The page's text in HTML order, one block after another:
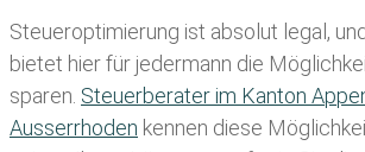
Steueroptimierung ist absolut legal,
bietet hier für jedermann die
sparen. Steuerberater im K anton
Ausserrhoden kennen diese